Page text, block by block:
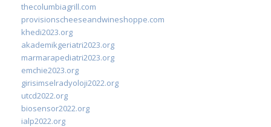
thecolumbiagrill.com
provisionscheeseandwineshoppe.com
khedi2023.org
akademikgeriatri2023.org
marmarapediatri2023.org
emchie2023.org
girisimselradyoloji2022.org
utcd2022.org
biosensor2022.org
ialp2022.org